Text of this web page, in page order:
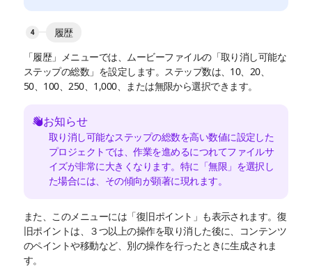
履歴
「履歴」メニューでは、ムービーファイルの「取り消し可能な
ステップの総数」を設定します。ステップ数は、10、20、
50、100、250、1,000、または無限から選択できます。
お知らせ
取り消し可能なステップの総数を高い数値に設定した
プロジェクトでは、作業を進めるにつれてファイルサ
イズが非常に大きくなります。特に「無限」を選択し
た場合には、その傾向が顕著に現れます。
また、このメニューには「復旧ポイント」も表示されます。復
旧ポイントは、３つ以上の操作を取り消した後に、コンテンツ
のペイントや移動など、別の操作を行ったときに生成されま
す。